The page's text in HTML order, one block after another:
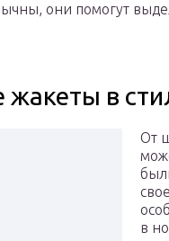
они помогут
в
От
в